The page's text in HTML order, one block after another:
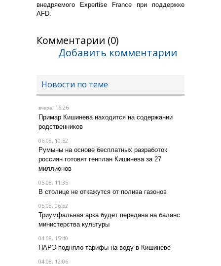
внедряемого Expertise France при поддержке
AFD.
Комментарии (0)
Добавить комментарии
Новости по теме
вчера, 16:26
Примар Кишинева находится на содержании
родственников
06.08, 10:52
Румыны на основе бесплатных разработок
россиян готовят генплан Кишинева за 27
миллионов
05.08, 11:35
В столице не откажутся от полива газонов
05.08, 06:52
Триумфальная арка будет передана на баланс
министерства культуры
04.08, 15:40
НАРЭ подняло тарифы на воду в Кишиневе
04.08, 12:06